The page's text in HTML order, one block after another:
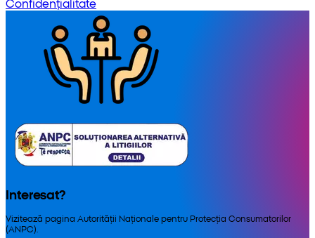
Interesat?
Vizitează pagina Autorității Naționale pentru Protecția Consumatorilor
(ANPC).